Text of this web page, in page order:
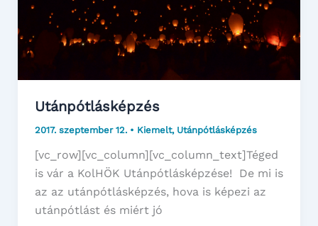
Utánpótlásképzés
2017. szeptember 12. • Kiemelt, Utánpótlásképzés
[vc_row][vc_column][vc_column_text]Téged
is vár a KolHÖK Utánpótlásképzése! De mi is
az az utánpótlásképzés, hova is képezi az
utánpótlást és miért jó